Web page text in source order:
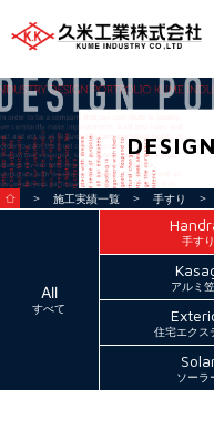
＞ 施工実績一覧 ＞ 手すり ＞
All
すべて
手すり
アルミ
住宅エクス
ソーラ